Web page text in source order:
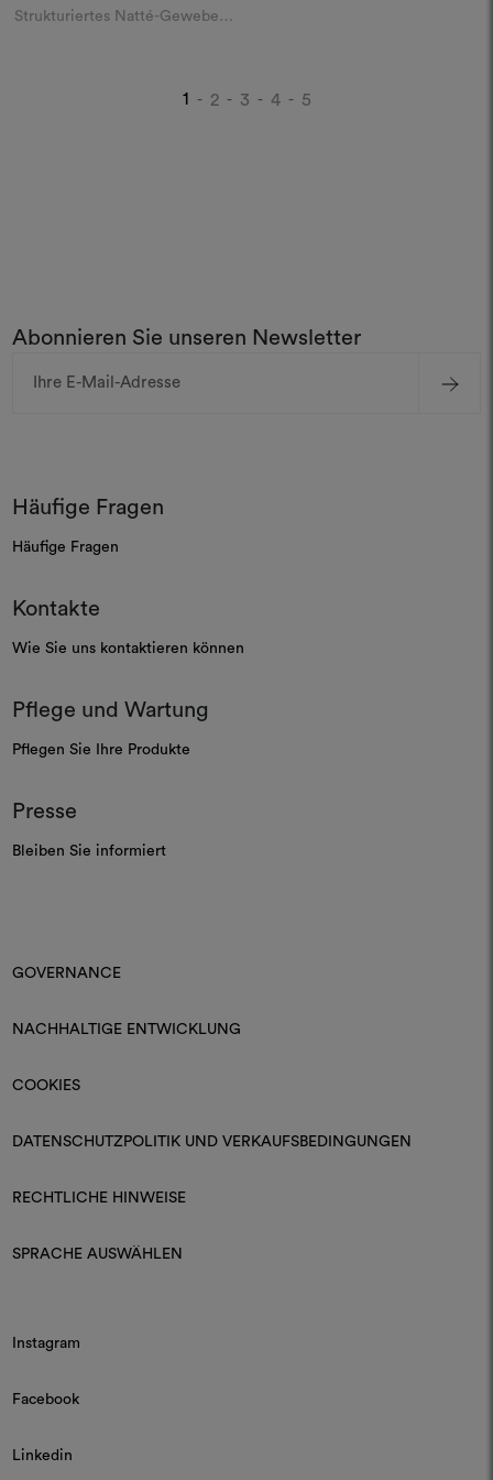
Strukturiertes Natté-Gewebe
1 - 2 - 3 - 4 - 5
Abonnieren Sie unseren Newsletter
Mail-
Häufige Fragen
Häufige Fragen
Kontakte
Wie Sie uns kontaktieren können
Pflege und Wartung
Pflegen Sie Ihre Produkte
Presse
Bleiben Sie informiert
GOVERNANCE
NACHHALTIGE ENTWICKLUNG
COOKIES
DATENSCHUTZPOLITIK UND VERKAUFSBEDINGUNGEN
RECHTLICHE HINWEISE
SPRACHE AUSWÄHLEN
Instagram
Facebook
Linkedin